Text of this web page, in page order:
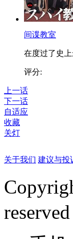
间谍教室
在度过了史
评分:
上一话
下一话
自适应
收藏
关灯
关于我们 建议与投
reserved